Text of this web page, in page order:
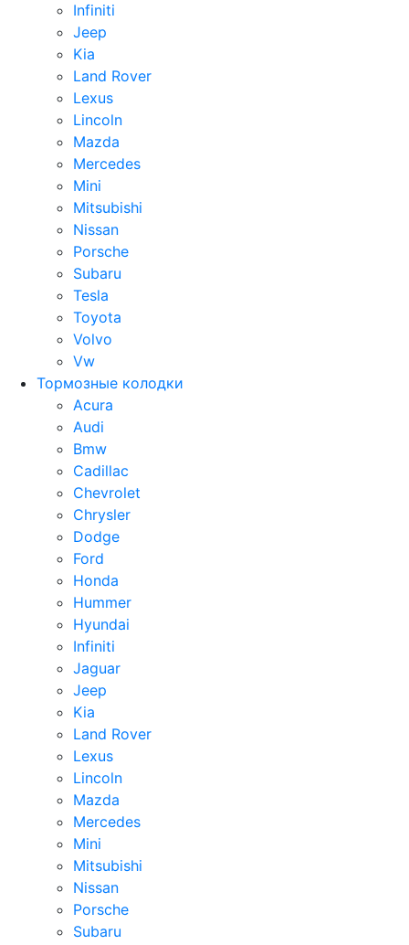
Infiniti
Jeep
Kia
Land Rover
Lexus
Lincoln
Mazda
Mercedes
Mini
Mitsubishi
Nissan
Porsche
Subaru
Tesla
Toyota
Volvo
Vw
Тормозные колодки
Acura
Audi
Bmw
Cadillac
Chevrolet
Chrysler
Dodge
Ford
Honda
Hummer
Hyundai
Infiniti
Jaguar
Jeep
Kia
Land Rover
Lexus
Lincoln
Mazda
Mercedes
Mini
Mitsubishi
Nissan
Porsche
Subaru